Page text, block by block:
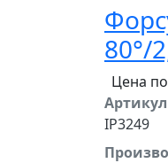
80°/
Цена
Артикул
IP3249